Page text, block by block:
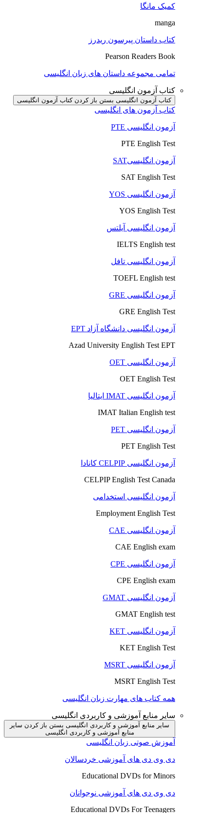
کمیک مانگا
manga
کتاب داستان پیرسون ریدرز
Pearson Readers Book
تمامی مجموعه داستان های زبان انگلیسی
کتاب آزمون انگلیسی
کتاب آزمون انگلیسی بستن باز کردن کتاب آزمون انگلیسی
کتاب آزمون های انگلیسی
آزمون انگلیسی PTE
PTE English Test
آزمون انگلیسیSAT
SAT English Test
آزمون انگلیسی YOS
YOS English Test
آزمون انگلیسی آیلتس
IELTS English test
آزمون انگلیسی تافل
TOEFL English test
آزمون انگلیسی GRE
GRE English Test
آزمون انگلیسی دانشگاه آزاد EPT
Azad University English Test EPT
آزمون انگلیسی OET
OET English Test
آزمون انگلیسی IMAT ایتالیا
IMAT Italian English test
آزمون انگلیسی PET
PET English Test
آزمون انگلیسی CELPIP کانادا
CELPIP English Test Canada
آزمون انگلیسی استخدامی
Employment English Test
آزمون انگلیسی CAE
CAE English exam
آزمون انگلیسی CPE
CPE English exam
آزمون انگلیسی GMAT
GMAT English test
آزمون انگلیسی KET
KET English Test
آزمون انگلیسی MSRT
MSRT English Test
همه کتاب های مهارت زبان انگلیسی
سایر منابع آموزشی و کاربردی انگلیسی
سایر منابع آموزشی و کاربردی انگلیسی بستن باز کردن سایر
منابع آموزشی و کاربردی انگلیسی
آموزش صوتی زبان انگلیسی
دی وی دی های آموزشی خردسالان
Educational DVDs for Minors
دی وی دی های آموزشی نوجوانان
Educational DVDs For Teenagers